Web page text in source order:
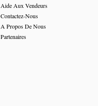
Aide Aux Vendeurs
Contactez-Nous
A Propos De Nous
Partenaires